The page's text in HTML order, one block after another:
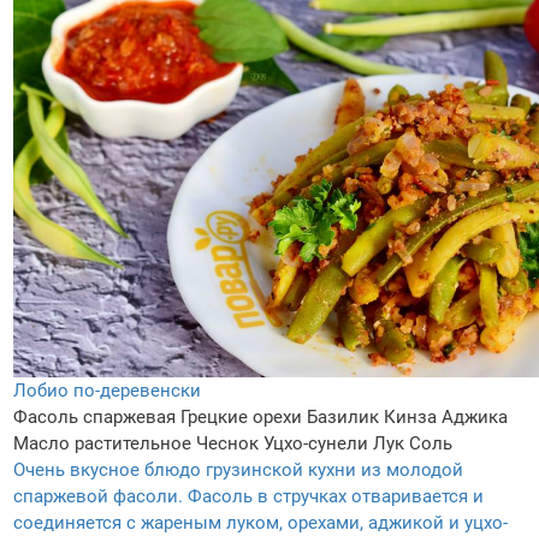
Лобио по-деревенски
Фасоль спаржевая Грецкие орехи Базилик Кинза Аджика
Масло растительное Чеснок Уцхо-сунели Лук Соль
Очень вкусное блюдо грузинской кухни из молодой
спаржевой фасоли. Фасоль в стручках отваривается и
соединяется с жареным луком, орехами, аджикой и уцхо-